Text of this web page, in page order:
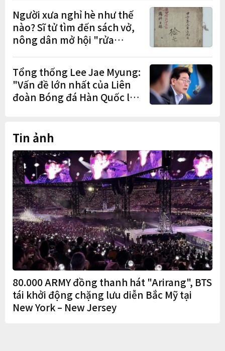
đơn đặt trước
Người xưa nghỉ hè như thế
nào? Sĩ tử tìm đến sách vở,
nông dân mở hội "rửa
Tổng thống Lee Jae Myung:
"Vấn đề lớn nhất của Liên
đoàn Bóng đá Hàn Quốc là
Tin ảnh
80.000 ARMY đồng thanh hát "Arirang", BTS
tái khởi động chặng lưu diễn Bắc Mỹ tại
New York – New Jersey